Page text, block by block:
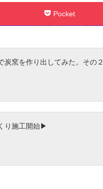
Pocket
炭窯を作り出してみた。その２
り施工開始